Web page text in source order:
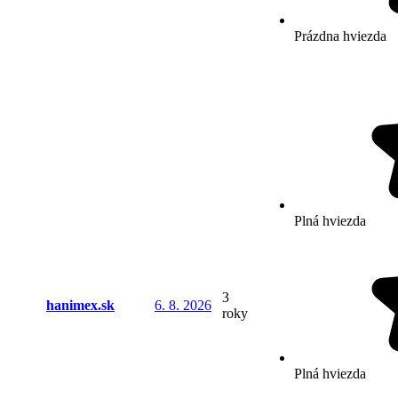
Prázdna hviezda
hanimex.sk 6. 8. 2026
3
roky
Plná hviezda
Plná hviezda